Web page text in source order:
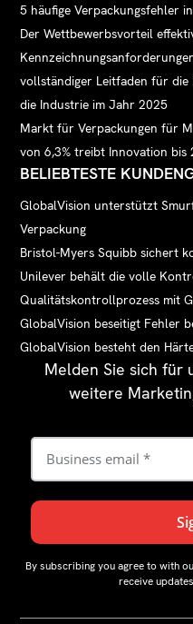
5 häufige Verpackungsfehler
Der Wettbewerbsvorteil
vollständiger Leitfaden für
die Industrie im Jahr 2025
Markt für Verpackungen für
von 6,3% treibt Innovation bis
BELIEBTESTE
GlobalVision unterstützt
Verpackung
Bristol-Myers Squibb sichert
Unilever behält die volle
Qualitätskontrollprozess mit
GlobalVision beseitigt Fehler
GlobalVision besteht den
Melden Sie sich für
weitere
By subscribing you agree to with
receive